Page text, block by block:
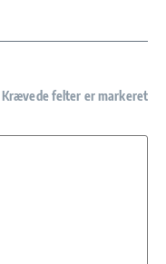
Krævede felter er markeret